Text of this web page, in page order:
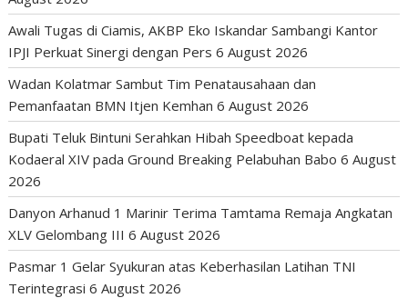
Awali Tugas di Ciamis, AKBP Eko Iskandar Sambangi Kantor
IPJI Perkuat Sinergi dengan Pers 6 August 2026
Wadan Kolatmar Sambut Tim Penatausahaan dan
Pemanfaatan BMN Itjen Kemhan 6 August 2026
Bupati Teluk Bintuni Serahkan Hibah Speedboat kepada
Kodaeral XIV pada Ground Breaking Pelabuhan Babo 6 August
2026
Danyon Arhanud 1 Marinir Terima Tamtama Remaja Angkatan
XLV Gelombang III 6 August 2026
Pasmar 1 Gelar Syukuran atas Keberhasilan Latihan TNI
Terintegrasi 6 August 2026